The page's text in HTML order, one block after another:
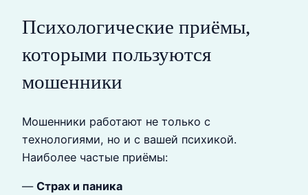
Психологические приёмы,
которыми пользуются
мошенники
Мошенники работают не только с
технологиями, но и с вашей психикой.
Наиболее частые приёмы:
— Страх и паника